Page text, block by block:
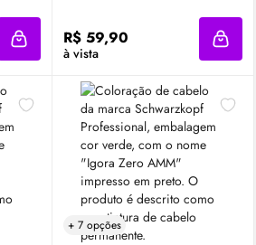
Adicionar à sacola
R$ 59,90
à vista
+ 7 opções